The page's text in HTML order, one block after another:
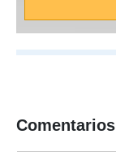
Comentarios